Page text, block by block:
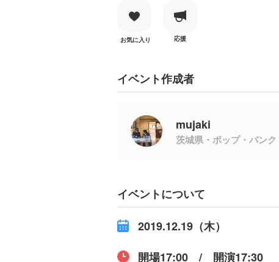
お気に入り 応援
イベント作成者
mujaki
茨城県・ポップ・パンク
イベントについて
2019.12.19（木）
開場17:00 / 開演17:30